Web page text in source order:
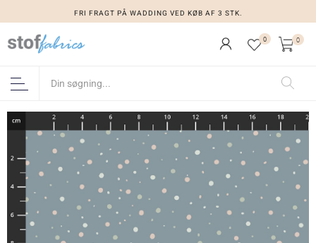
FRI FRAGT PÅ WADDING VED KØB AF 3 STK.
0 0